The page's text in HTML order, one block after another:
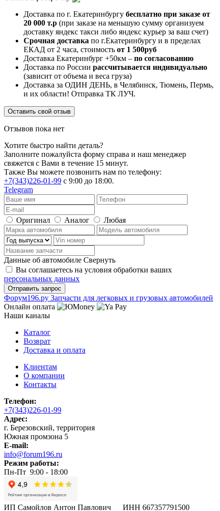
Доставка по г. Екатеринбургу бесплатно при заказе от
20 000 т.р (при заказе на меньшую сумму организуем
доставку яндекс такси либо яндекс курьер за ваш счет)
Срочная доставка по г.Екатеринбургу и в пределах
ЕКАД от 2 часа, стоимость от 1 500руб
Доставка Екатеринбург +50км – по согласованию
Доставка по России рассчитывается индивидуально
(зависит от объема и веса груза)
Доставка за ОДИН ДЕНЬ, в Челябинск, Тюмень, Пермь,
и их области! Отправка ТК ЛУЧ.
Оставить свой отзыв
Отзывов пока нет
Хотите быстро найти деталь?
Заполните пожалуйста форму справа и наш менеджер
свяжется с Вами в течение 15 минут.
Также Вы можете позвонить нам по телефону:
+7(343)226-01-99 с 9:00 до 18:00.
Telegram
Оригинал Аналог Любая
Данные об автомобиле Свернуть
Вы соглашаетесь на условия обработки ваших
персональных данных
Фoрум196.ру Запчасти для легковых и грузовых автомобилей
Онлайн оплата
Наши каналы
Каталог
Возврат
Доставка и оплата
Клиентам
О компании
Контакты
Телефон:
+7(343)226-01-99
Адрес:
г. Березовский, территория
Южная промзона 5
E-mail:
info@forum196.ru
Режим работы:
Пн-Пт 9:00 - 18:00
ИП Самойлов Антон Павлович ИНН 667357791500